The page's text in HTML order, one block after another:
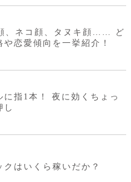
、ネコ顔、タヌキ顔…… ど
恋愛傾向を一挙紹介！
に指1本！ 夜に効くちょっ
し
クはいくら稼いだか？